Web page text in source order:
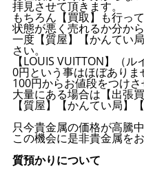
拝見させて頂きます。
もちろん【買取】も行って
状態が悪く売れるか分か
一度【質屋】【かんてい
さい。
【LOUIS VUITTON】（ル
0円という事はほぼありま
100円からお値段をつけさ
大量にある場合は【出張
【質屋】【かんてい局】
只今貴金属の価格が高騰
この機会に是非貴金属を
質預かりについて